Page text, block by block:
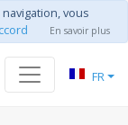
vous
En savoir plus
FR